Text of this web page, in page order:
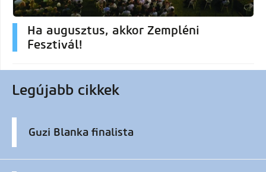
Ha augusztus, akkor Zempléni
Fesztivál!
Legújabb cikkek
Guzi Blanka finalista